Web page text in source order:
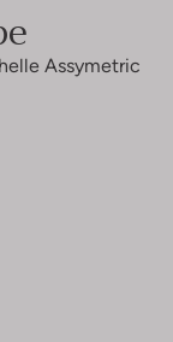
Assymetric